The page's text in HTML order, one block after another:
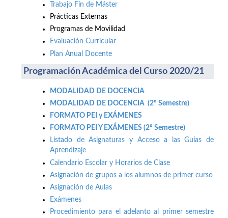
Trabajo Fin de Máster
Prácticas Externas
Programas de Movilidad
Evaluación Curricular
Plan Anual Docente
Programación Académica del Curso 2020/21
MODALIDAD DE DOCENCIA
MODALIDAD DE DOCENCIA (2º Semestre)
FORMATO PEI y EXÁMENES
FORMATO PEI Y EXÁMENES (2º Semestre)
Listado de Asignaturas y Acceso a las Guías de
Aprendizaje
Calendario Escolar y Horarios de Clase
Asignación de grupos a los alumnos de primer curso
Asignación de Aulas
Exámenes
Procedimiento para el adelanto al primer semestre